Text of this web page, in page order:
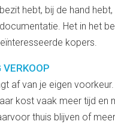
hebt, bij de hand
Het in het
kopers.
af van je eigen
kost vaak meer tijd en
thuis blijven of